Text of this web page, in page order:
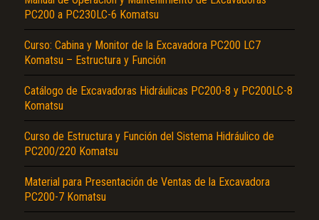
PC200 a PC230LC-6 Komatsu
Curso: Cabina y Monitor de la Excavadora PC200 LC7
Komatsu – Estructura y Función
Catálogo de Excavadoras Hidráulicas PC200-8 y PC200LC-8
Komatsu
Curso de Estructura y Función del Sistema Hidráulico de
PC200/220 Komatsu
Material para Presentación de Ventas de la Excavadora
PC200-7 Komatsu
Texto o Imagen de portada son erróneos.
No carga o no se visualiza el contenido.
Reportar otro tipo de error...